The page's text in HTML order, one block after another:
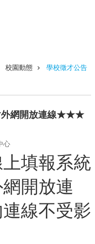
校園動態 學校徵才公告
外網開放連線★★★
心
填報系統
網開放連
線不受影